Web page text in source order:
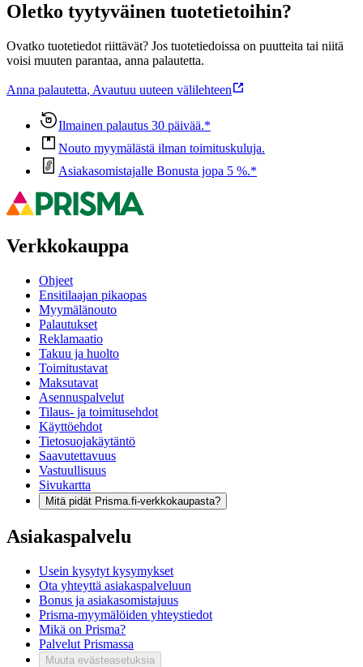
Oletko tyytyväinen tuotetietoihin?
Ovatko tuotetiedot riittävät? Jos tuotetiedoissa on puutteita tai niitä
voisi muuten parantaa, anna palautetta.
Anna palautetta, Avautuu uuteen välilehteen
Ilmainen palautus 30 päivää.*
Nouto myymälästä ilman toimituskuluja.
Asiakasomistajalle Bonusta jopa 5 %.*
Verkkokauppa
Ohjeet
Ensitilaajan pikaopas
Myymälänouto
Palautukset
Reklamaatio
Takuu ja huolto
Toimitustavat
Maksutavat
Asennuspalvelut
Tilaus- ja toimitusehdot
Käyttöehdot
Tietosuojakäytäntö
Saavutettavuus
Vastuullisuus
Sivukartta
Mitä pidät Prisma.fi-verkkokaupasta?
Asiakaspalvelu
Usein kysytyt kysymykset
Ota yhteyttä asiakaspalveluun
Bonus ja asiakasomistajuus
Prisma-myymälöiden yhteystiedot
Mikä on Prisma?
Palvelut Prismassa
Muuta evästeasetuksia